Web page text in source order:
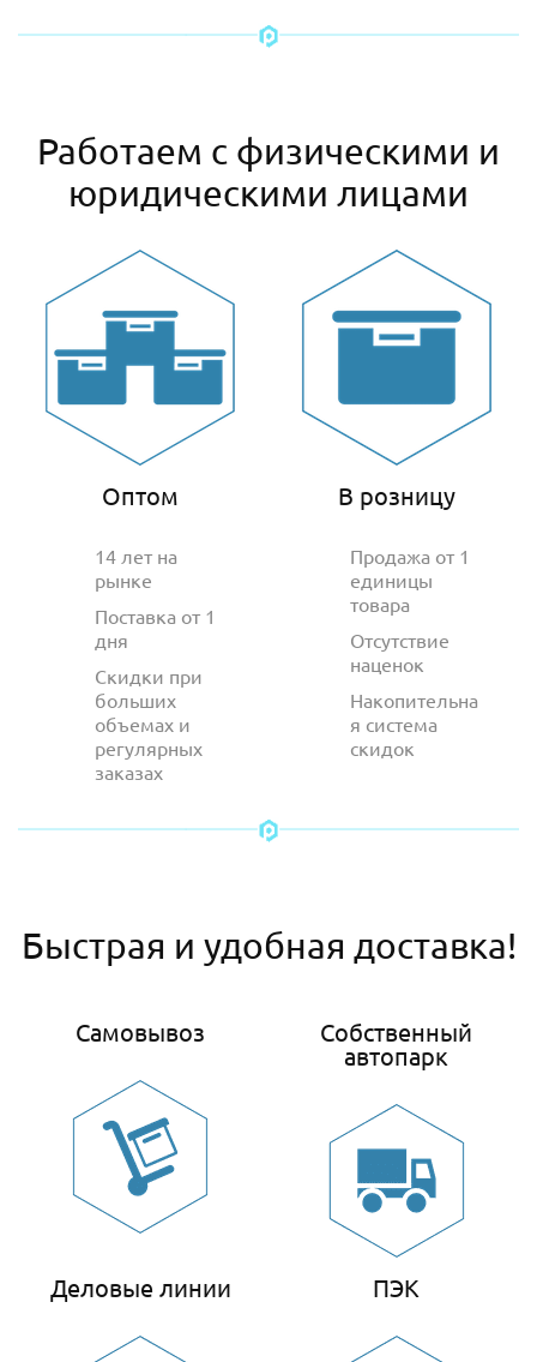
Работаем с физическими и
юридическими лицами
Оптом
14 лет на
рынке
Поставка от 1
дня
Скидки при
больших
объемах и
регулярных
заказах
В розницу
Продажа от 1
единицы
товара
Отсутствие
наценок
Накопительна
я система
скидок
Быстрая и удобная доставка!
Самовывоз
Собственный
автопарк
Деловые линии ПЭК